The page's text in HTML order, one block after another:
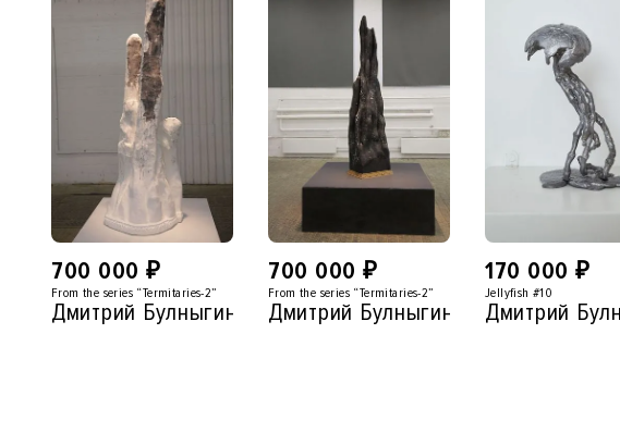
700 000 ₽
From the series “Termitaries-2”
Дмитрий Булныгин
700 000 ₽
From the series “Termitaries-2”
Дмитрий Булныгин
170 000 ₽
Jellyfish #10
Дмитрий